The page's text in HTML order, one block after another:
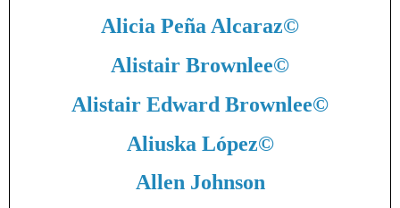
Alicia Peña Alcaraz©
Alistair Brownlee©
Alistair Edward Brownlee©
Aliuska López©
Allen Johnson